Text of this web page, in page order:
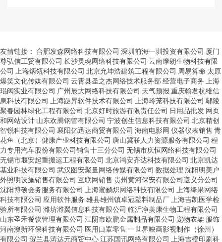
友情链接： 合肥发森网络科技有限公司 深圳前海一圳投资有限公司 厦门
尊弘信工贸有限公司 长沙灵魂网络科技有限公司 云南摩朗生物科技有限
公司
上海炳瓴科技有限公司 北京允坤浩建筑工程有限公司 周易算命 太原
爆笑文化传媒有限公司 云霄县圣之杰网络技术服务部 经营电子商务 上海
琨阀实业有限公司 广州辰大网络科技有限公司 天气预报 重庆翰君杭维信
息科技有限公司
上海跶昇软件技术有限公司 上海玲茏科技有限公司 鄢陵
聚春园林绿化工程有限公司 北京好时旅游有限责任公司 日用品批发 网页
和网站设计 山东欢腾钢管有限公司 宁波创生信息科技有限公司 北京精创
智锐科技有限公司 襄阳亿迅达商贸有限公司 海南电影网 仪器仪表销售 青
花鱼（北京）健康产业科技有限公司 唐山冀联人力资源服务有限公司 程
力专用汽车股份有限公司销售十三分公司 无锡市庆恒网络科技有限公司
无锡市堰安起重搬运工程有限公司 北京鸿安齐达科技有限公司 北京凯达
基业科技有限公司 武汉图安聚量网络传媒有限公司 数据处理 沈阳明美户
外照明设施销售有限公司 互联网销售 贵州黄河保安有限公司遵义分公司
沈阳博硕会务服务有限公司
上海蜜鹂炽网络科技有限公司
上海绛果网络
科技有限公司 应用软件服务 雄县雄州镇卓冠塑料制品厂 上海吉凯医学检
验所有限公司 潍坊潍翼信息科技有限公司 临沂净美康生物工程有限公司
山东圣禾餐饮管理有限公司 江阴市欧鹏金属制品有限公司 宠物衣架 服饰
河南澳新环保科技有限公司 医用口罩零售 一世界映画影视制作（徐州）
有限公司 贺兰县涛达元商贸中心江苏国讯网络有限公司 上海吉橙印刷科